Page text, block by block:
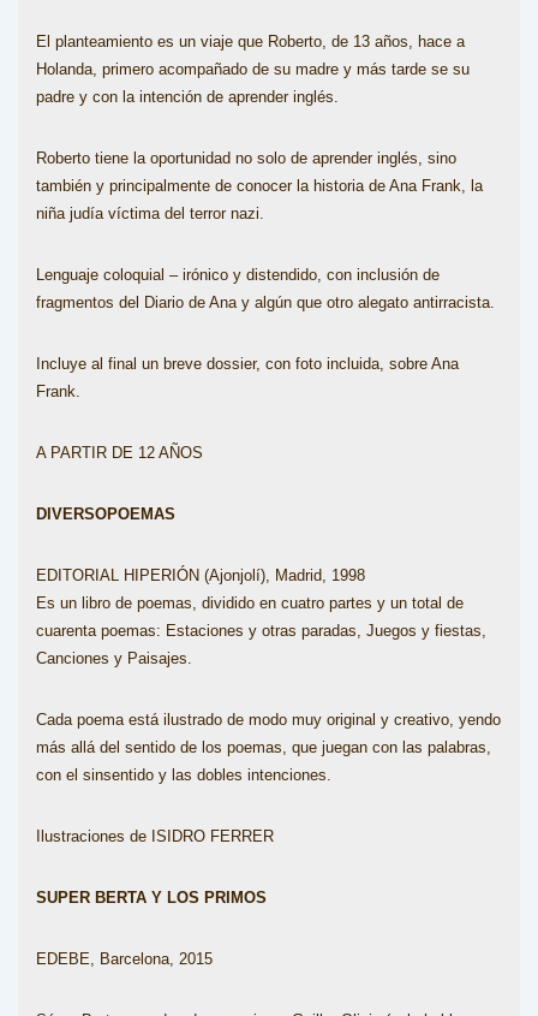
El planteamiento es un viaje que Roberto, de 13 años, hace a
Holanda, primero acompañado de su madre y más tarde se su
padre y con la intención de aprender inglés.
Roberto tiene la oportunidad no solo de aprender inglés, sino
también y principalmente de conocer la historia de Ana Frank, la
niña judía víctima del terror nazi.
Lenguaje coloquial – irónico y distendido, con inclusión de
fragmentos del Diario de Ana y algún que otro alegato antirracista.
Incluye al final un breve dossier, con foto incluida, sobre Ana
Frank.
A PARTIR DE 12 AÑOS
DIVERSOPOEMAS
EDITORIAL HIPERIÓN (Ajonjolí), Madrid, 1998
Es un libro de poemas, dividido en cuatro partes y un total de
cuarenta poemas: Estaciones y otras paradas, Juegos y fiestas,
Canciones y Paisajes.
Cada poema está ilustrado de modo muy original y creativo, yendo
más allá del sentido de los poemas, que juegan con las palabras,
con el sinsentido y las dobles intenciones.
Ilustraciones de ISIDRO FERRER
SUPER BERTA Y LOS PRIMOS
EDEBE, Barcelona, 2015